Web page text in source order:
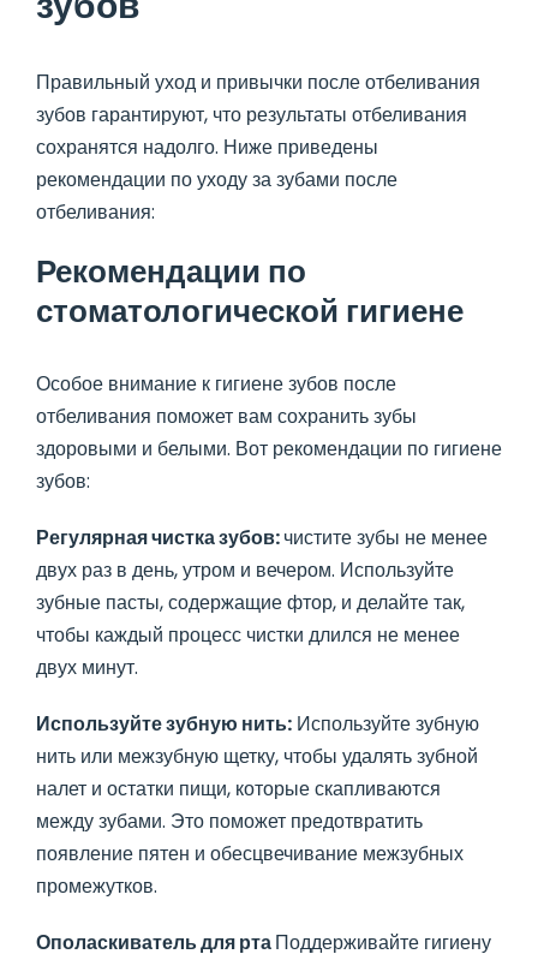
Правильный уход и привычки после отбеливания
зубов гарантируют, что результаты отбеливания
сохранятся надолго. Ниже приведены
рекомендации по уходу за зубами после
отбеливания:
Рекомендации по
стоматологической гигиене
Особое внимание к гигиене зубов после
отбеливания поможет вам сохранить зубы
здоровыми и белыми. Вот рекомендации по гигиене
зубов:
Регулярная чистка зубов:чистите зубы не менее
двух раз в день, утром и вечером. Используйте
зубные пасты, содержащие фтор, и делайте так,
чтобы каждый процесс чистки длился не менее
двух минут.
Используйте зубную нить: Используйте зубную
нить или межзубную щетку, чтобы удалять зубной
налет и остатки пищи, которые скапливаются
между зубами. Это поможет предотвратить
появление пятен и обесцвечивание межзубных
промежутков.
Ополаскиватель для ртаПоддерживайте гигиену